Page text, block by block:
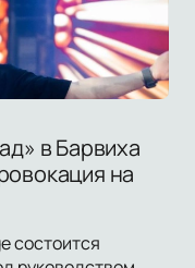
в Барвиха
на
состоится